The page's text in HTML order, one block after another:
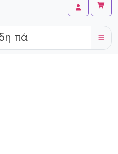
Account
Cart